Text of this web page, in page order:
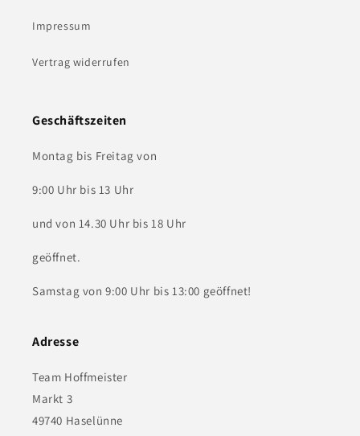
Impressum
Vertrag widerrufen
Geschäftszeiten
Montag bis Freitag von
9:00 Uhr bis 13 Uhr
und von 14.30 Uhr bis 18 Uhr
geöffnet.
Samstag von 9:00 Uhr bis 13:00 geöffnet!
Adresse
Team Hoffmeister
Markt 3
49740 Haselünne